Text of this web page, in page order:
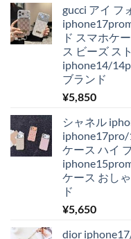
gucci アイ フ
ド スマホケ
ス ビーズ ス
iphone14/
ブランド
¥5,850
シャネル
iphone17pro/
ケース ハイ
ケース おし
ド
¥5,650
dior